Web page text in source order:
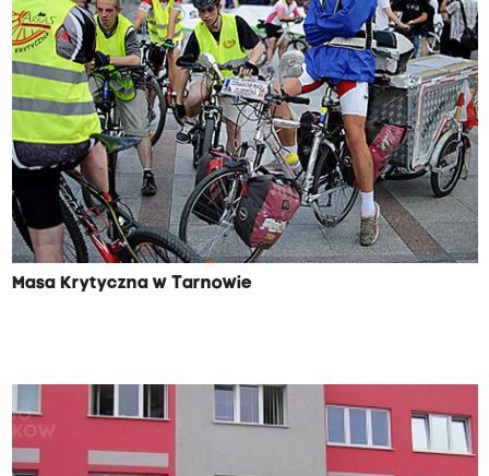
Masa Krytyczna w Tarnowie